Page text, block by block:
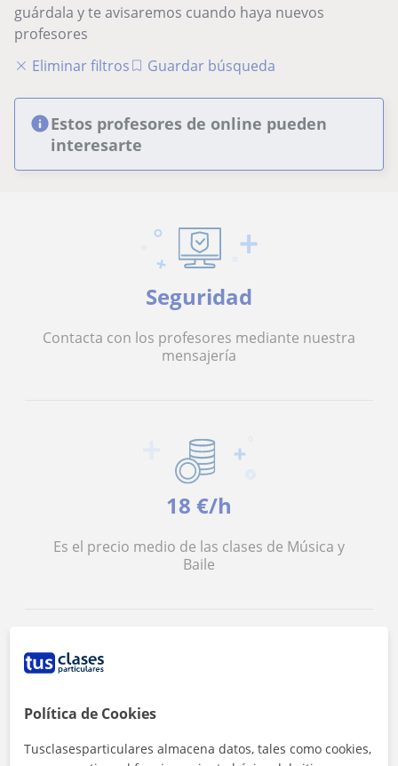
guárdala y te avisaremos cuando haya nuevos
profesores
Eliminar filtros
Guardar búsqueda
Estos profesores de online pueden
interesarte
Seguridad
Contacta con los profesores mediante nuestra
mensajería
18 €/h
Es el precio medio de las clases de Música y
Baile
Es el tiempo medio de respuesta a las
Política de Cookies
Tusclasesparticulares almacena datos, tales como cookies,